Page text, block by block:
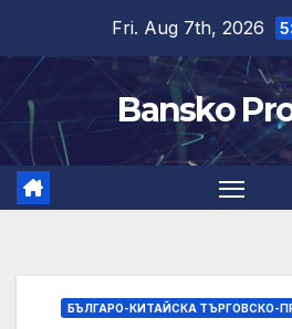
content
Fri. Aug 7th, 2026
Bansko
БЪЛГАРО-КИТАЙСКА ТЪРГОВСКО-